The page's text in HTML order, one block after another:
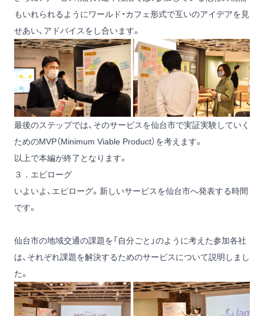
もいれられるようにワールド・カフェ形式で互いのアイデアを見
せあい、アドバイスをし合います。
最後のステップでは、そのサービスを仙台市で実証実験していく
ためのMVP（Minimum Viable Product）を考えます。
以上で本編が終了となります。
３．エピローグ
いよいよ、エピローグ。新しいサービスを仙台市へ発表する時間
です。
仙台市の地域交通の課題を「自分ごと」のように考えた参加各社
は、それぞれ課題を解決するためのサービスについて説明しまし
た。